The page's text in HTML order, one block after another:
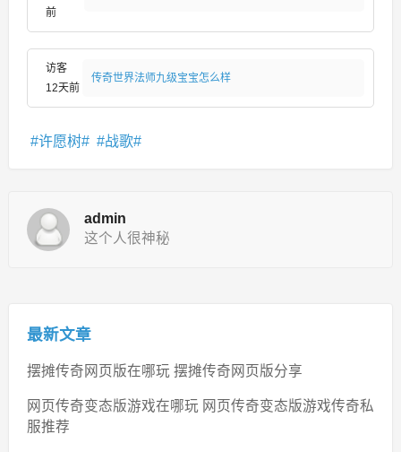
前
访客
12天前
传奇世界法师九级宝宝怎么样
许愿树 战歌
admin
这个人很神秘
最新文章
摆摊传奇网页版在哪玩 摆摊传奇网页版分享
网页传奇变态版游戏在哪玩 网页传奇变态版游戏传奇私
服推荐